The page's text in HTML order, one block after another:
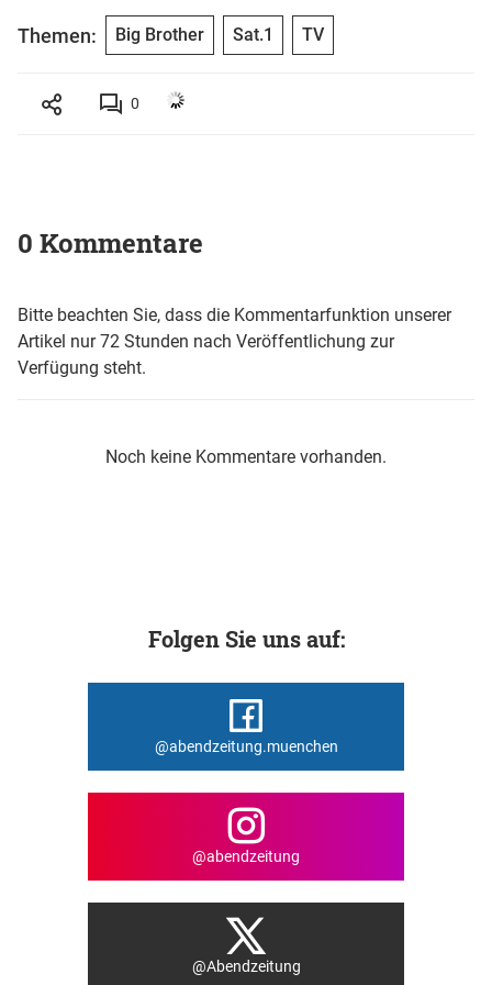
Themen: Big Brother Sat.1 TV
0
0 Kommentare
Bitte beachten Sie, dass die Kommentarfunktion unserer
Artikel nur 72 Stunden nach Veröffentlichung zur
Verfügung steht.
Noch keine Kommentare vorhanden.
Folgen Sie uns auf:
@abendzeitung.muenchen
@abendzeitung
@Abendzeitung